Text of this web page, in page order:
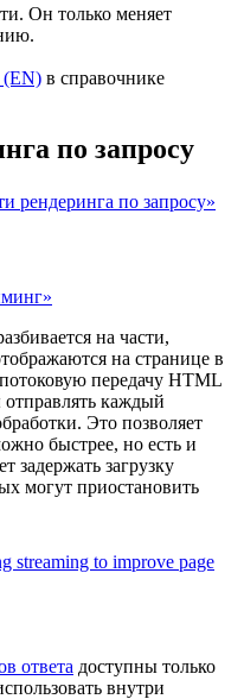
Он только меняет
(EN) в справочнике
по запросу
рендеринга по запросу»
на части,
на странице в
передачу HTML
отправлять каждый
Это позволяет
быстрее, но есть и
задержать загрузку
могут приостановить
streaming to improve page
ответа доступны только
внутри